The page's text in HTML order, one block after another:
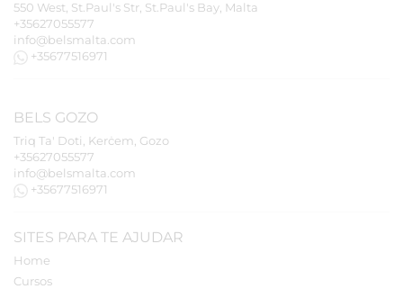
550 West, St.Paul's Str, St.Paul's Bay, Malta
+35627055577
info@belsmalta.com
+35677516971
BELS GOZO
Triq Ta' Doti, Kerċem, Gozo
+35627055577
info@belsmalta.com
+35677516971
SITES PARA TE AJUDAR
Home
Cursos